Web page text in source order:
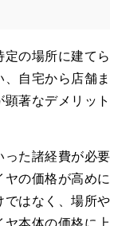
の場所に建てら
自宅から店舗ま
著なデメリット
った諸経費が必要
の価格が高めに
ではなく、場所や
本体の価格に上